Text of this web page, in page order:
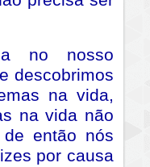
no nosso
descobrimos
na vida,
na vida não
então nós
por causa